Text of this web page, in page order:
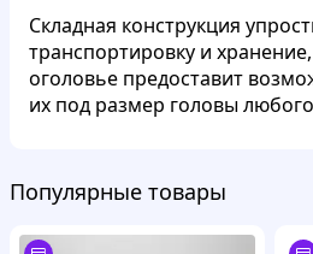
Складная конструкция
транспортировку и
оголовье предоставит
их под размер головы
Популярные товары